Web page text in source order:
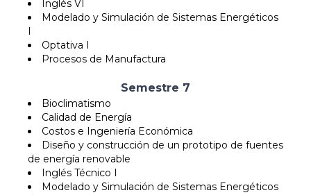
Inglés VI
Modelado y Simulación de Sistemas Energéticos
Optativa I
Procesos de Manufactura
Semestre 7
Bioclimatismo
Calidad de Energía
Costos e Ingeniería Económica
Diseño y construcción de un prototipo de fuentes
de energía renovable
Inglés Técnico I
Modelado y Simulación de Sistemas Energéticos